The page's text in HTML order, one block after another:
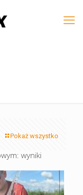
Pokaż wszystko
wyniki